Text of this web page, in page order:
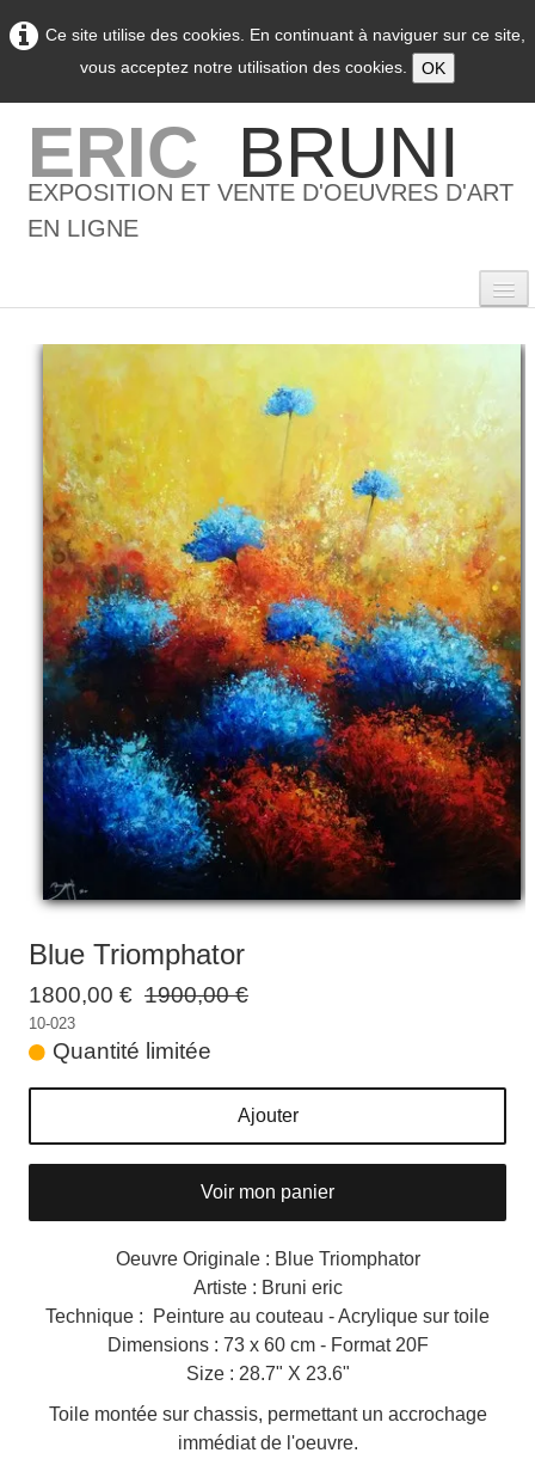
Ce site utilise des cookies. En continuant à naviguer sur ce site,
vous acceptez notre utilisation des cookies.
OK
ERIC BRUNI
EXPOSITION ET VENTE D'OEUVRES D'ART
EN LIGNE
Accueil
L'artiste▼
Galeries▼
Vente▼
Boutique
Contact
Newsletter
BLOG
Français
Blue Triomphator
1800,00 € 1900,00 €
10-023
Quantité limitée
Ajouter
Voir mon panier
Oeuvre Originale : Blue Triomphator
Artiste : Bruni eric
Technique : Peinture au couteau - Acrylique sur toile
Dimensions : 73 x 60 cm - Format 20F
Size : 28.7" X 23.6"
Toile montée sur chassis, permettant un accrochage
immédiat de l'oeuvre.